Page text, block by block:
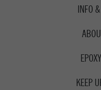
INFO
KEEP